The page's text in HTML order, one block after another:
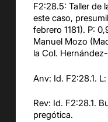
F2:28.5: Taller de
este caso,
febrero 1181). P:
Manuel Mozo
la Col.
Anv: Id. F2:28.1.
Rev: Id. F2:28.1.
pregótica.